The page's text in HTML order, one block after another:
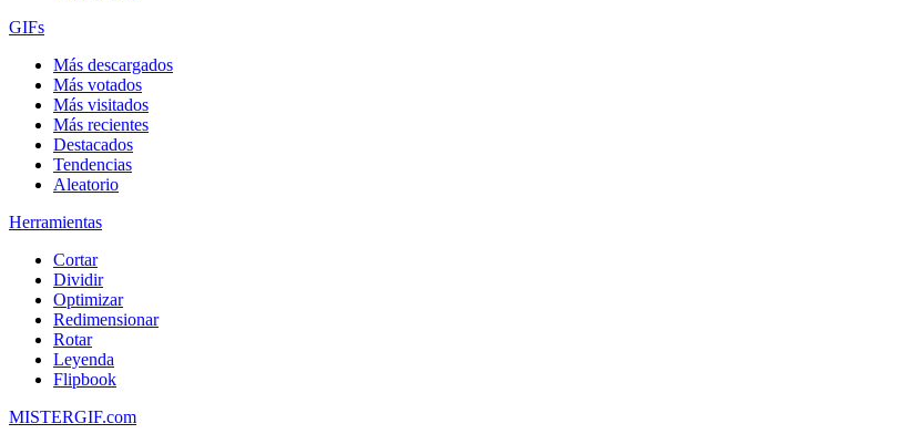
GIFs
Más descargados
Más votados
Más visitados
Más recientes
Destacados
Tendencias
Aleatorio
Herramientas
Cortar
Dividir
Optimizar
Redimensionar
Rotar
Leyenda
Flipbook
MISTERGIF.com